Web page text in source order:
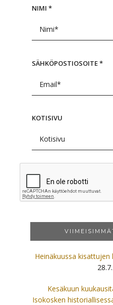
NIMI *
SÄHKÖPOSTIOSOITE*
KOTISIVU
Heinäkuussa
Kesäkuun
Isokosken